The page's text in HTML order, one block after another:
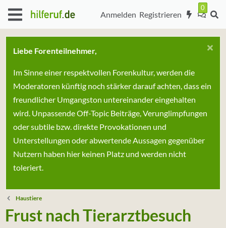
Anmelden Registrieren
Liebe Forenteilnehmer,
Im Sinne einer respektvollen Forenkultur, werden die
Moderatoren künftig noch stärker darauf achten, dass ein
freundlicher Umgangston untereinander eingehalten
wird. Unpassende Off-Topic Beiträge, Verunglimpfungen
oder subtile bzw. direkte Provokationen und
Unterstellungen oder abwertende Aussagen gegenüber
Nutzern haben hier keinen Platz und werden nicht
toleriert.
Haustiere
Frust nach Tierarztbesuch